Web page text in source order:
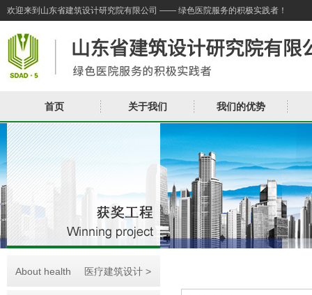
欢迎来到山东省建筑设计研究院有限公司 —— 绿色医院服务的积极实践者！
首页 关于我们 我们的优势
About health 医疗建筑设计 >